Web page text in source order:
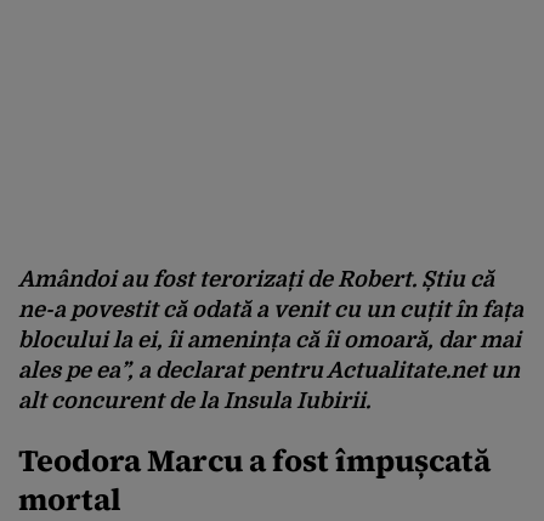
Amândoi au fost terorizați de Robert. Știu că
ne-a povestit că odată a venit cu un cuțit în fața
blocului la ei, îi amenința că îi omoară, dar mai
ales pe ea”, a declarat pentru Actualitate.net un
alt concurent de la Insula Iubirii.
Teodora Marcu a fost împușcată
mortal